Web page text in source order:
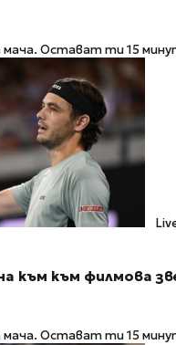
мача. Остават ти 15
към към филмова
мача. Остават ти 15